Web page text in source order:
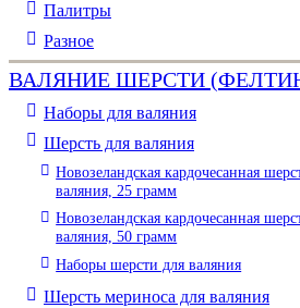
Палитры
Разное
ВАЛЯНИЕ ШЕРСТИ
Наборы для валяния
Шерсть для валяния
Новозеландская кардочесанная
валяния, 25 грамм
Новозеландская кардочесанная
валяния, 50 грамм
Наборы шерсти для валяния
Шерсть мериноса для валяния